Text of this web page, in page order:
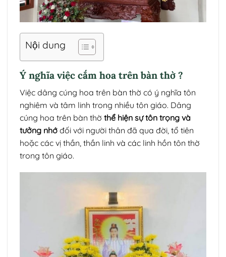
Nội dung
Ý nghĩa việc cắm hoa trên bàn thờ ?
Việc dâng cúng hoa trên bàn thờ có ý nghĩa tôn
nghiêm và tâm linh trong nhiều tôn giáo. Dâng
cúng hoa trên bàn thờ thể hiện sự tôn trọng và
tưởng nhớ đối với người thân đã qua đời, tổ tiên
hoặc các vị thần, thần linh và các linh hồn tôn thờ
trong tôn giáo.